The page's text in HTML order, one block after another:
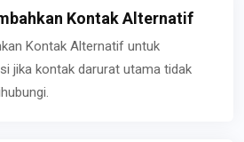
Kontak Alternatif
Kontak Alternatif untuk
jika kontak darurat utama tidak